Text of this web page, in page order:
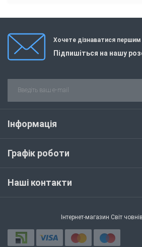
Хочете дізнаватися першим
Підпишіться на нашу
Інформація
Графік роботи
Наші контакти
Інтернет-магазин Світ